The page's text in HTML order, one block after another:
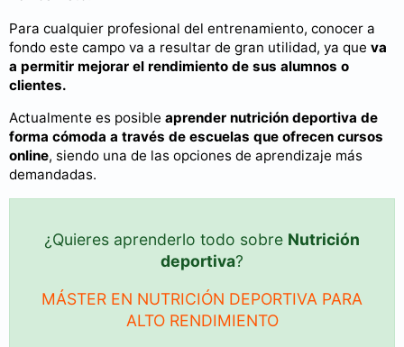
Para cualquier profesional del entrenamiento, conocer a
fondo este campo va a resultar de gran utilidad, ya que va
a permitir mejorar el rendimiento de sus alumnos o
clientes.
Actualmente es posible aprender nutrición deportiva de
forma cómoda a través de escuelas que ofrecen cursos
online, siendo una de las opciones de aprendizaje más
demandadas.
¿Quieres aprenderlo todo sobre Nutrición
deportiva?
MÁSTER EN NUTRICIÓN DEPORTIVA PARA
ALTO RENDIMIENTO